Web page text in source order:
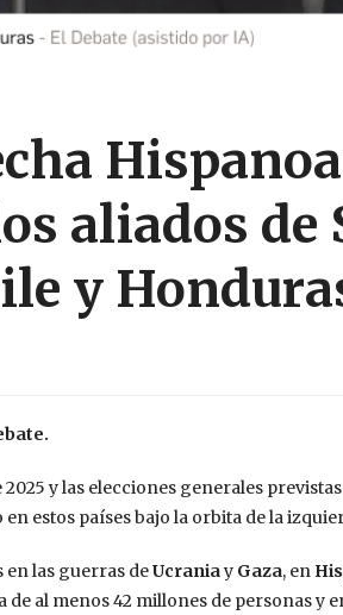
aliados de
y
y las elecciones generales
estos países bajo la orbita de la
las guerras deUcraniay Gaza, en
de al menos 42 millones de personas